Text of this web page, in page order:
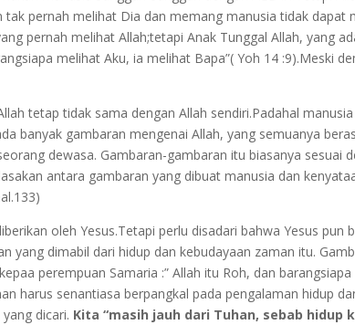
pernah melihat Dia dan memang manusia tidak dapat
pernah melihat Allah;tetapi Anak Tunggal Allah, yang
melihat Aku, ia melihat Bapa”( Yoh 14 :9).Meski
tetap tidak sama dengan Allah sendiri.Padahal
banyak gambaran mengenai Allah, yang semuanya
dewasa. Gambaran-gambaran itu biasanya sesuai
antara gambaran yang dibuat manusia dan
oleh Yesus.Tetapi perlu disadari bahwa Yesus pun
yang dimabil dari hidup dan kebudayaan zaman itu.
perempuan Samaria :” Allah itu Roh, dan
harus senantiasa berpangkal pada pengalaman hidup
dicari. Kita “masih jauh dari Tuhan, sebab hidup